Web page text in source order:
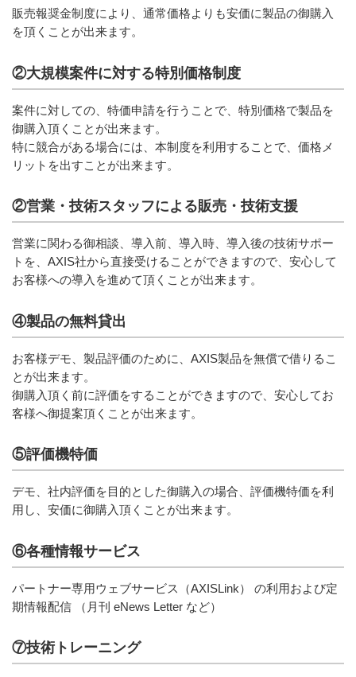
販売報奨金制度により、通常価格よりも安価に製品の御購入
を頂くことが出来ます。
②大規模案件に対する特別価格制度
案件に対しての、特価申請を行うことで、特別価格で製品を
御購入頂くことが出来ます。
特に競合がある場合には、本制度を利用することで、価格メ
リットを出すことが出来ます。
②営業・技術スタッフによる販売・技術支援
営業に関わる御相談、導入前、導入時、導入後の技術サポー
トを、AXIS社から直接受けることができますので、安心して
お客様への導入を進めて頂くことが出来ます。
④製品の無料貸出
お客様デモ、製品評価のために、AXIS製品を無償で借りるこ
とが出来ます。
御購入頂く前に評価をすることができますので、安心してお
客様へ御提案頂くことが出来ます。
⑤評価機特価
デモ、社内評価を目的とした御購入の場合、評価機特価を利
用し、安価に御購入頂くことが出来ます。
⑥各種情報サービス
パートナー専用ウェブサービス（AXISLink） の利用および定
期情報配信 （月刊 eNews Letter など）
⑦技術トレーニング